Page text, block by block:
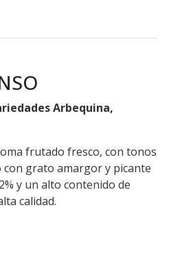
Arbequina,
frutado fresco, con tonos
grato amargor y picante
y un alto contenido de
calidad.